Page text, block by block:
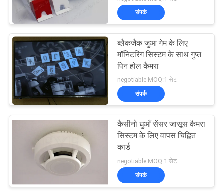
पोकर सॉफ्टवेयर
अदृश्य इंक खेलना कार्ड
संपर्क
ब्लैकजैक जुआ गेम के लिए
मॉनिटरिंग सिस्टम के साथ गुप्त
पिन होल कैमरा
negotiable MOQ:1 सेट
संपर्क
कैसीनो धुआँ सेंसर जासूस कैमरा
सिस्टम के लिए वापस चिह्नित
कार्ड
negotiable MOQ:1 सेट
संपर्क